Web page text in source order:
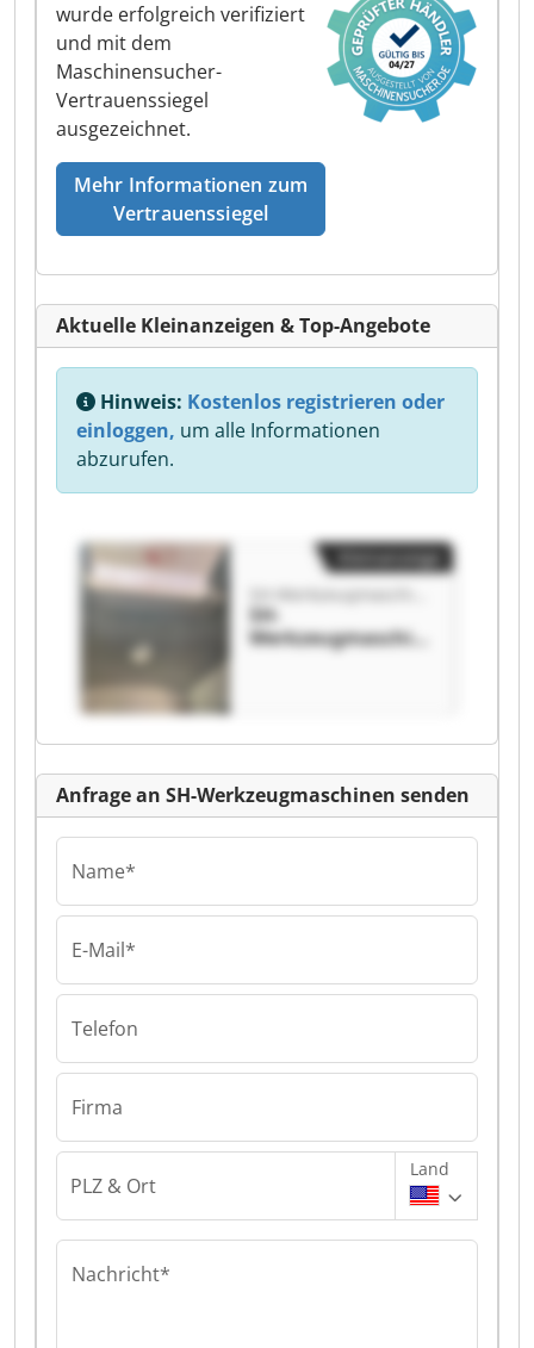
wurde erfolgreich verifiziert
und mit dem
Maschinensucher-
Vertrauenssiegel
ausgezeichnet.
Mehr Informationen zum
Vertrauenssiegel
Aktuelle Kleinanzeigen & Top-Angebote
Hinweis: Kostenlos registrieren oder
einloggen, um alle Informationen
abzurufen.
SH-
Werkzeugmaschin
Anfrage an SH-Werkzeugmaschinen senden
Name*
E-Mail*
Telefon
Firma
PLZ & Ort
Land
Nachricht*